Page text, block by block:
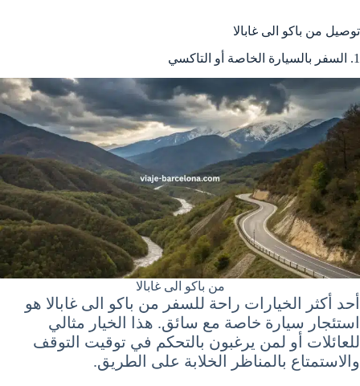
توصيل من باكو الى غابالا
1. السفر بالسيارة الخاصة أو التاكسي
من باكو الى غابالا
أحد أكثر الخيارات راحة للسفر من باكو الى غابالا هو
استئجار سيارة خاصة مع سائق. هذا الخيار مثالي
للعائلات أو لمن يرغبون بالتحكم في توقيت التوقف
والاستمتاع بالمناظر الخلابة على الطريق.